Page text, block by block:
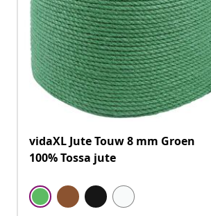
vidaXL Jute Touw 8 mm Groen
100% Tossa jute